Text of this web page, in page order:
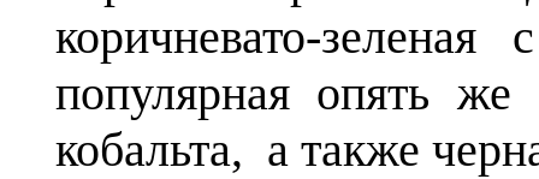
коричневато-
популярная опять же
кобальта, а также